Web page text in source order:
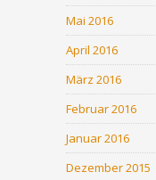
Mai 2016
April 2016
März 2016
Februar 2016
Januar 2016
Dezember 2015